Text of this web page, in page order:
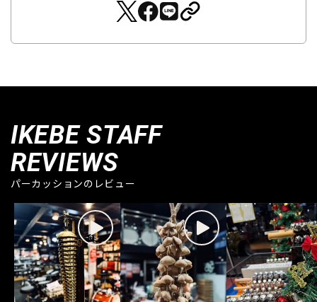
IKEBE STAFF
REVIEWS
パーカッションのレビュー